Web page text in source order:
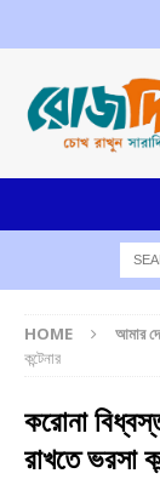
HOME আমার
কন্টেনার
করোনা
রাখতে ভরসা